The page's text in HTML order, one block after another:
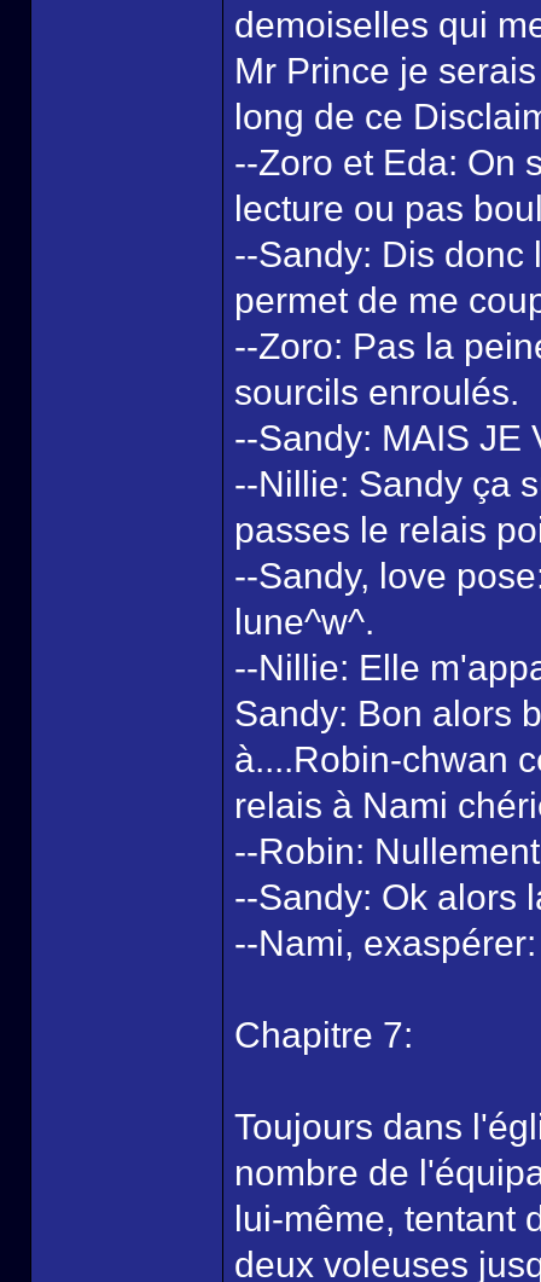
demoiselles qui
Mr Prince je
long de ce
--Zoro et Eda: On
lecture ou pas
--Sandy: Dis donc
permet de me
--Zoro: Pas la
sourcils enroulés.
--Sandy: MAIS JE
--Nillie: Sandy ça
passes le relais
--Sandy, love
lune^w^.
--Nillie: Elle
Sandy: Bon alors
à....Robin-chwan
relais à Nami
--Robin:
--Sandy: Ok alors
--Nami,
Chapitre 7:
Toujours dans
nombre de
lui-même, tentant
deux voleuses